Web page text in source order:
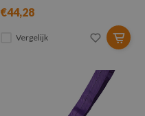
€44,28
Vergelijk